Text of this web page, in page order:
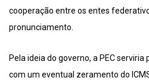
cooperação entre os entes
pronunciamento.
Pela ideia do governo, a PEC
com um eventual zeramento do